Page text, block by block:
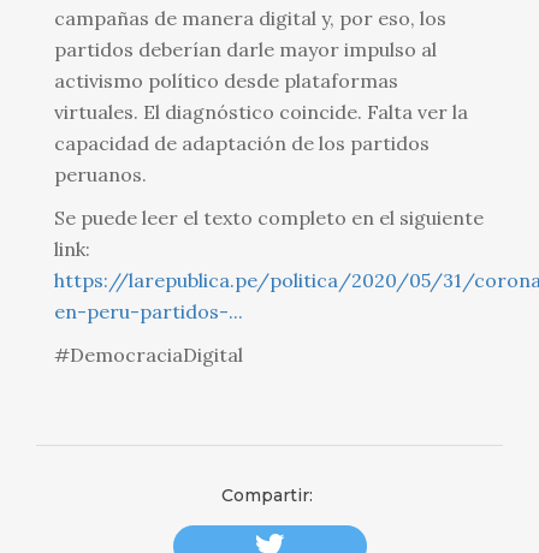
campañas de manera digital y, por eso, los
partidos deberían darle mayor impulso al
activismo político desde plataformas
virtuales. El diagnóstico coincide. Falta ver la
capacidad de adaptación de los partidos
peruanos.
Se puede leer el texto completo en el siguiente
link:
https://larepublica.pe/politica/2020/05/31/
en-peru-partidos-...
#DemocraciaDigital
Compartir: